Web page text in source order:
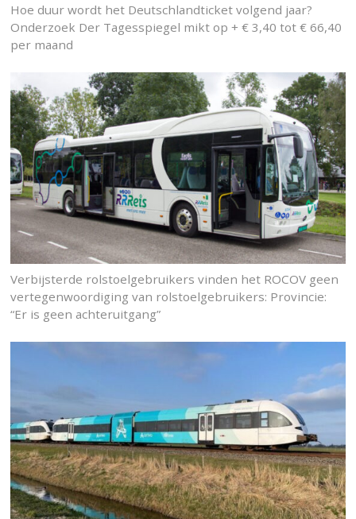
Hoe duur wordt het Deutschlandticket volgend jaar?
Onderzoek Der Tagesspiegel mikt op + € 3,40 tot € 66,40
per maand
Verbijsterde rolstoelgebruikers vinden het ROCOV geen
vertegenwoordiging van rolstoelgebruikers: Provincie:
“Er is geen achteruitgang”